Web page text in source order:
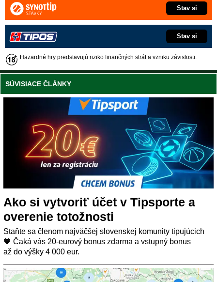
Stav si
Stav si
Hazardné hry predstavujú riziko finančných strát a vzniku závislosti.
SÚVISIACE ČLÁNKY
Ako si vytvoriť účet v Tipsporte a
overenie totožnosti
Staňte sa členom najväčšej slovenskej komunity tipujúcich
🧡 Čaká vás 20-eurový bonus zdarma a vstupný bonus
až do výšky 4 000 eur.